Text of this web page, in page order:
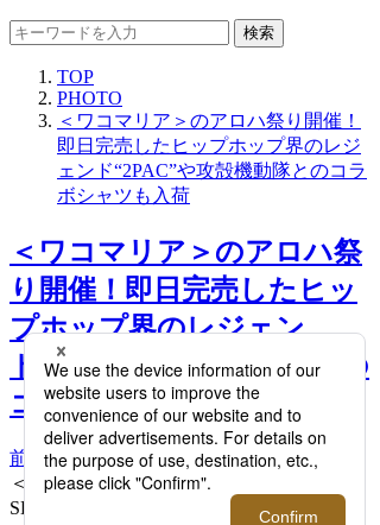
検索
TOP
PHOTO
＜ワコマリア＞のアロハ祭り開催！
即日完売したヒップホップ界のレジ
ェンド“2PAC”や攻殻機動隊とのコラ
ボシャツも入荷
＜ワコマリア＞のアロハ祭
り開催！即日完売したヒッ
プホップ界のレジェン
ド“2PAC”や攻殻機動隊との
コラボシャツも入荷 >>
前へ 次へ
＜ワコマリア＞TUPAC / S/S HAWAIIAN
SHIRT (TYPE-1) 40,700円